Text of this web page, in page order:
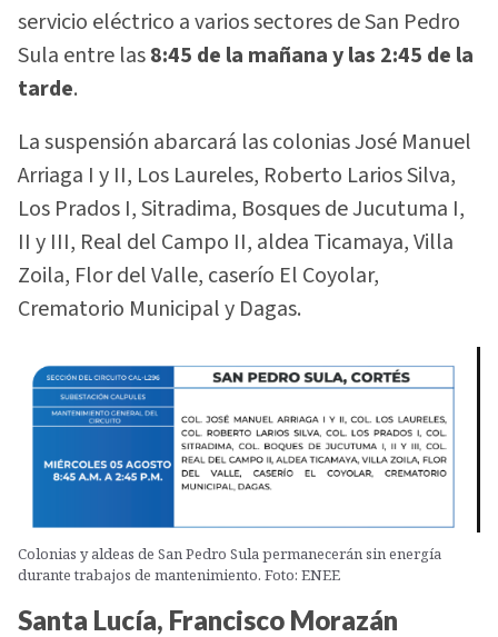
servicio eléctrico a varios sectores de San Pedro
Sula entre las8:45 de la mañana y las 2:45 de la
tarde.
La suspensión abarcará las colonias José Manuel
Arriaga I y II, Los Laureles, Roberto Larios Silva,
Los Prados I, Sitradima, Bosques de Jucutuma I,
II y III, Real del Campo II, aldea Ticamaya, Villa
Zoila, Flor del Valle, caserío El Coyolar,
Crematorio Municipal y Dagas.
Colonias y aldeas de San Pedro Sula permanecerán sin energía
durante trabajos de mantenimiento. Foto: ENEE
Santa Lucía, Francisco Morazán